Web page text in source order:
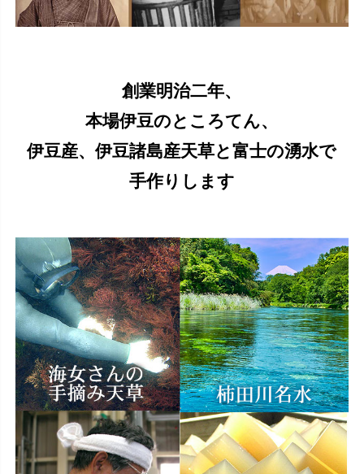
創業明治二年、
本場伊豆のところてん、
伊豆産、伊豆諸島産天草と富士の湧水で
手作りします